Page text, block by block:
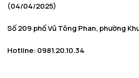
(04/04/2025)
Số 209 phố Vũ Tông Phan, phường
Hotline: 0981.20.10.34